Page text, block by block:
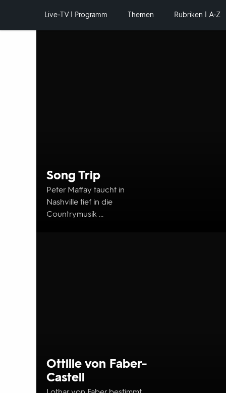
Live-TV | Programm Themen Rubriken | A-Z
Ottilie von Faber-
Castell
Song Trip
Peter Maffay taucht in
Nashville tief in die
Countrymusik ...